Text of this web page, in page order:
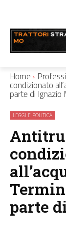
Home
condizionato
parte di Ignazio
LEGGI E POLITICA
parte